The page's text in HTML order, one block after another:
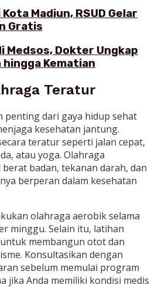
Madiun, RSUD Gelar
Gratis
Medsos, Dokter Ungkap
hingga Kematian
Teratur
penting dari gaya hidup sehat
kesehatan jantung.
teratur seperti jalan cepat,
atau yoga. Olahraga
badan, tekanan darah, dan
berperan dalam kesehatan
olahraga aerobik selama
minggu. Selain itu, latihan
membangun otot dan
Konsultasikan dengan
sebelum memulai program
jika Anda memiliki kondisi medis